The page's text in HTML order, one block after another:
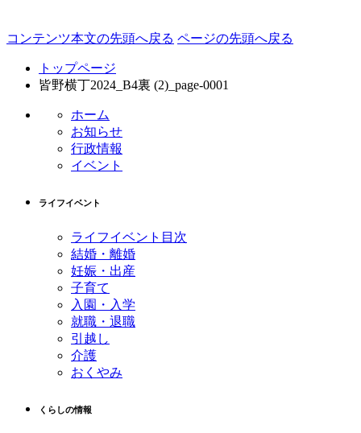
コンテンツ本文の先頭へ戻る ページの先頭へ戻る
トップページ
皆野横丁2024_B4裏 (2)_page-0001
ホーム
お知らせ
行政情報
イベント
ライフイベント
ライフイベント目次
結婚・離婚
妊娠・出産
子育て
入園・入学
就職・退職
引越し
介護
おくやみ
くらしの情報